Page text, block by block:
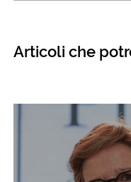
Articoli che